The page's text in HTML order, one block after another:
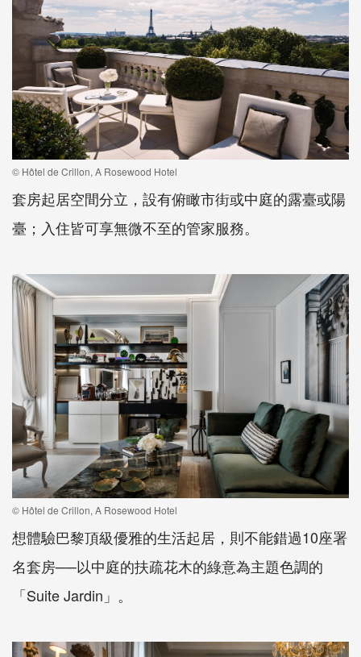
© Hôtel de Crillon, A Rosewood Hotel
套房起居空間分立，設有俯瞰市街或中庭的露臺或陽
臺；入住皆可享無微不至的管家服務。
© Hôtel de Crillon, A Rosewood Hotel
想體驗巴黎頂級優雅的生活起居，則不能錯過10座署
名套房──以中庭的扶疏花木的綠意為主題色調的
「Suite Jardin」。